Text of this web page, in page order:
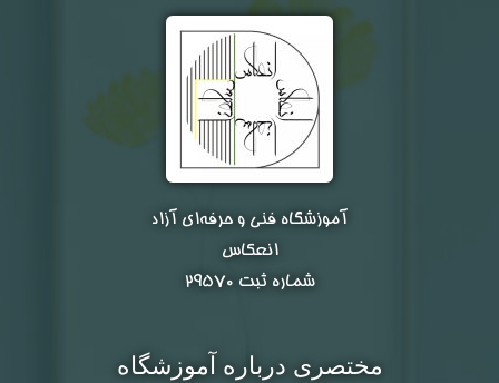
آموزشگاه فنی و حرفه‌ای آزاد
انعکاس
شماره ثبت ۲۹۵۷۰
مختصری درباره آموزشگاه